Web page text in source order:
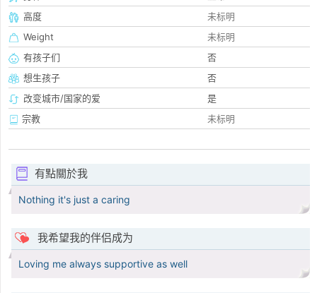
高度
未标明
Weight
未标明
有孩子们
否
想生孩子
否
改变城市/国家的爱
是
宗教
未标明
有點關於我
Nothing it's just a caring
我希望我的伴侣成为
Loving me always supportive as well